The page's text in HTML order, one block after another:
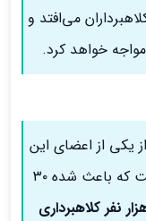
می‌افتد و
خواهد کرد.
یکی از اعضای این
باند به مبلغ ۱۵۶ میلیارد تومان بوده است که باعث شده ۳۰